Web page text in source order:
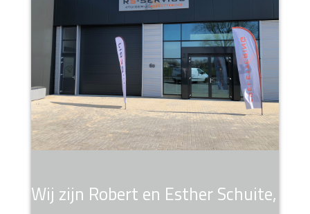
Wij zijn Robert en Esther Schuite,